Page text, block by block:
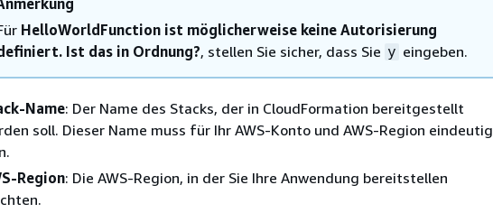
HelloWorldFunction ist möglicherweise keine Autorisierung
Ist das in Ordnung?, stellen Sie sicher, dass Sie y eingeben.
Name: Der Name des Stacks, der in CloudFormation bereitgestellt
soll. Dieser Name muss für Ihr AWS-Konto und AWS-Region eindeutig
Region: Die AWS-Region, in der Sie Ihre Anwendung bereitstellen